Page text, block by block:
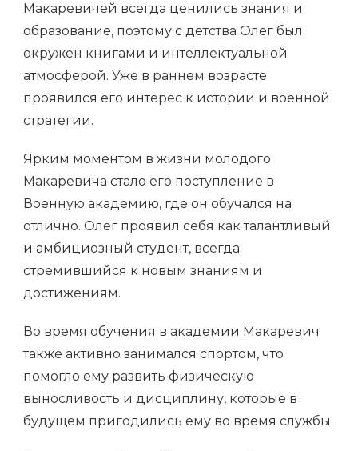
Макаревичей всегда ценились знания и
образование, поэтому с детства Олег был
окружен книгами и интеллектуальной
атмосферой. Уже в раннем возрасте
проявился его интерес к истории и военной
стратегии.
Ярким моментом в жизни молодого
Макаревича стало его поступление в
Военную академию, где он обучался на
отлично. Олег проявил себя как талантливый
и амбициозный студент, всегда
стремившийся к новым знаниям и
достижениям.
Во время обучения в академии Макаревич
также активно занимался спортом, что
помогло ему развить физическую
выносливость и дисциплину, которые в
будущем пригодились ему во время службы.